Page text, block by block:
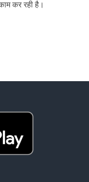
कर रही है।